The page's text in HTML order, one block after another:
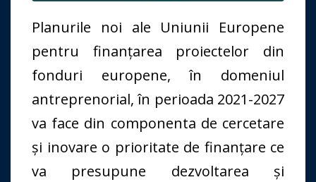
Planurile noi ale Uniunii Europene
pentru finanțarea proiectelor din
fonduri europene, în domeniul
antreprenorial, în perioada 2021-2027
va face din componenta de cercetare
și inovare o prioritate de finanțare ce
va presupune dezvoltarea și